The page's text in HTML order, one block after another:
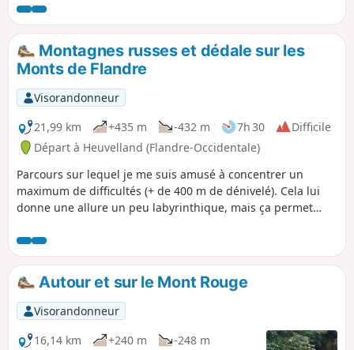
où l'appli est fort utile. Il y a pas mal de dénivelé et, par
temps humide, les sentiers sont assez glissants. La balade
est alors assez fatigante (effort équivalent à un circuit de 25
km). Montagnes russes et dédale sur les
Monts de Flandre
Visorandonneur
21,99 km
+435 m -432 m 7h 30
Difficile
Départ à Heuvelland (Flandre-Occidentale)
Parcours sur lequel je me suis amusé à concentrer un
maximum de difficultés (+ de 400 m de dénivelé). Cela lui
donne une allure un peu labyrinthique, mais ça permet
berg en berg sur des chemins bien balisés et propres.
L'utilisation de l'application Visorando est fortement
recommandée, même si le balisage par numéro est très
pratique.
Autour et sur le Mont Rouge
Visorandonneur
16,14 km
+240 m
-248 m